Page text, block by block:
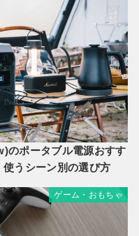
のポータブル電源おすす
うシーン別の選び方
ゲーム・おもちゃ